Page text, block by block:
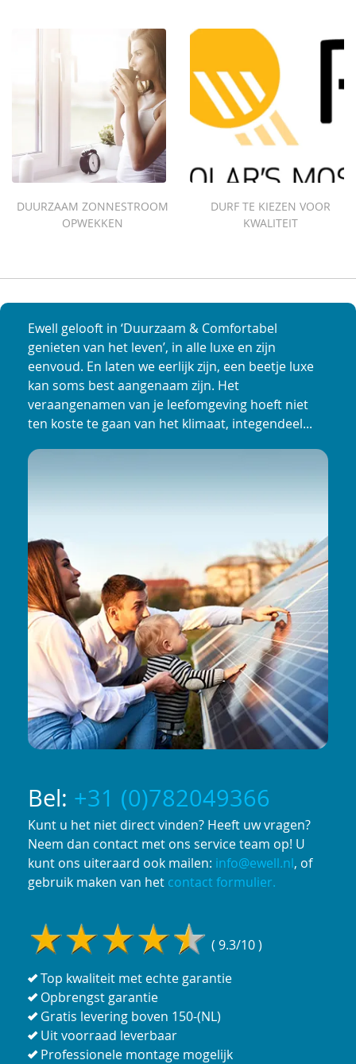
DUURZAAM ZONNESTROOM
OPWEKKEN
DURF TE KIEZEN VOOR
KWALITEIT
Ewell gelooft in ‘Duurzaam & Comfortabel
genieten van het leven’, in alle luxe en zijn
eenvoud. En laten we eerlijk zijn, een beetje luxe
kan soms best aangenaam zijn. Het
veraangenamen van je leefomgeving hoeft niet
ten koste te gaan van het klimaat, integendeel...
Bel: +31 (0)782049366
Kunt u het niet direct vinden? Heeft uw vragen?
Neem dan contact met ons service team op! U
kunt ons uiteraard ook mailen: info@ewell.nl, of
gebruik maken van het contact formulier.
( 9.3/10 )
Top kwaliteit met echte garantie
Opbrengst garantie
Gratis levering boven 150-(NL)
Uit voorraad leverbaar
Professionele montage mogelijk